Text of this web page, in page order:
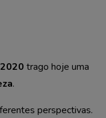
trago hoje uma
.
perspectivas.